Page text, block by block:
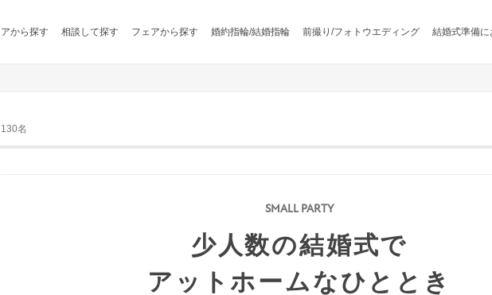
から探す 相談して探す フェアから探す 婚約指輪/結婚指輪 前撮り/フォトウエディング 結婚式準備に
名
少人数の結婚式で
アットホームなひととき